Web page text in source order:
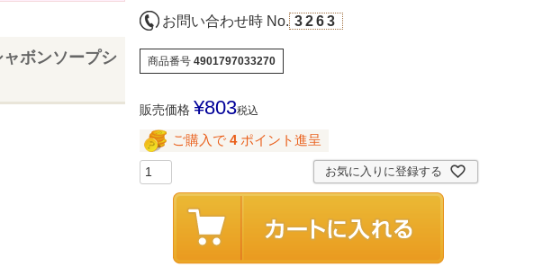
ャボンソープシ
お問い合わせ時 No. 3263
商品番号 4901797033270
販売価格 ¥803税込
ご購入で 4 ポイント進呈
お気に入りに登録する